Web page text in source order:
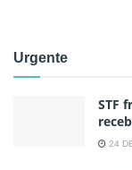
Urgente
STF
24